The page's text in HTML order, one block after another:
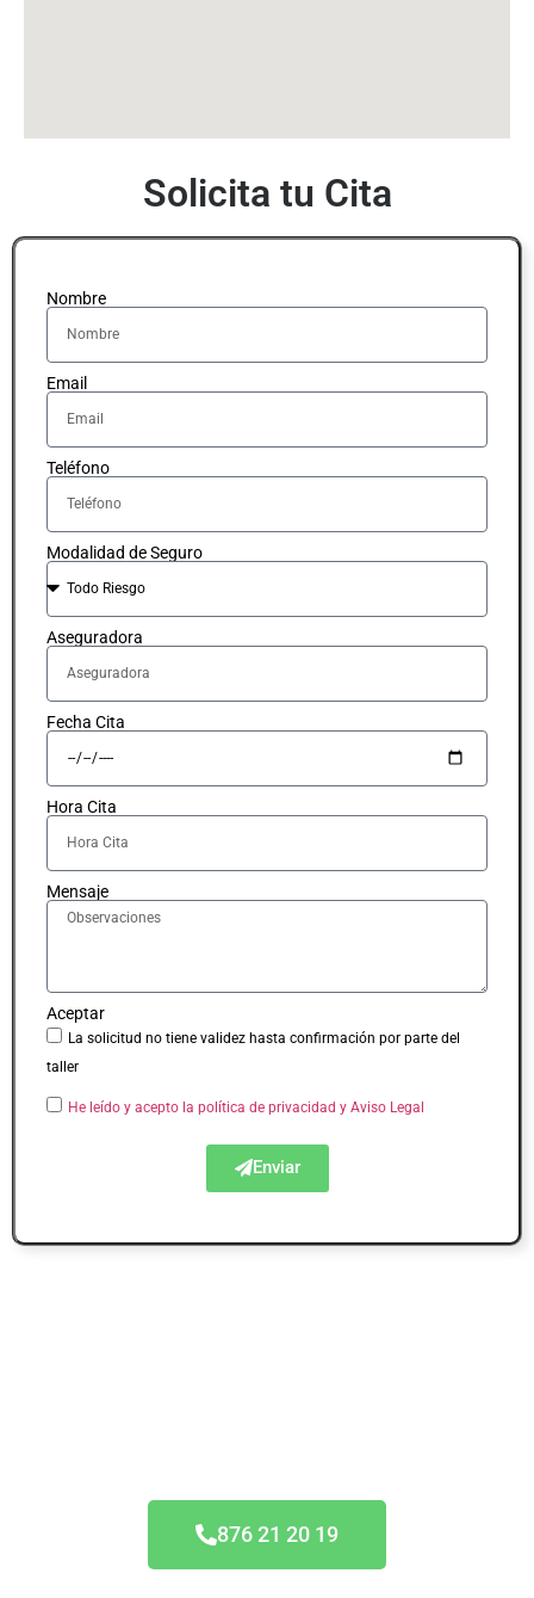
Solicita tu Cita
Nombre
Email
Teléfono
Modalidad de Seguro
Aseguradora
Fecha Cita
Hora Cita
Mensaje
Aceptar
La solicitud no tiene validez hasta confirmación por parte del
taller
He leído y acepto la política de privacidad y Aviso Legal
Enviar
876 21 20 19